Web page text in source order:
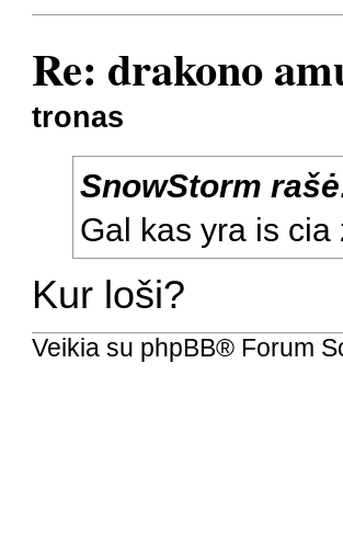
Re: drakono
tronas
SnowStorm
Gal kas yra is
Kur loši?
Veikia su phpBB® Forum